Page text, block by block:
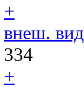
+
внеш. вид
334
+